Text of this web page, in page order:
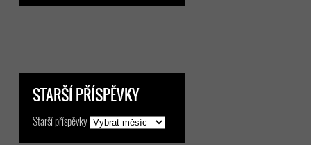
STARŠÍ PŘÍSPĚVKY
Starší příspěvky